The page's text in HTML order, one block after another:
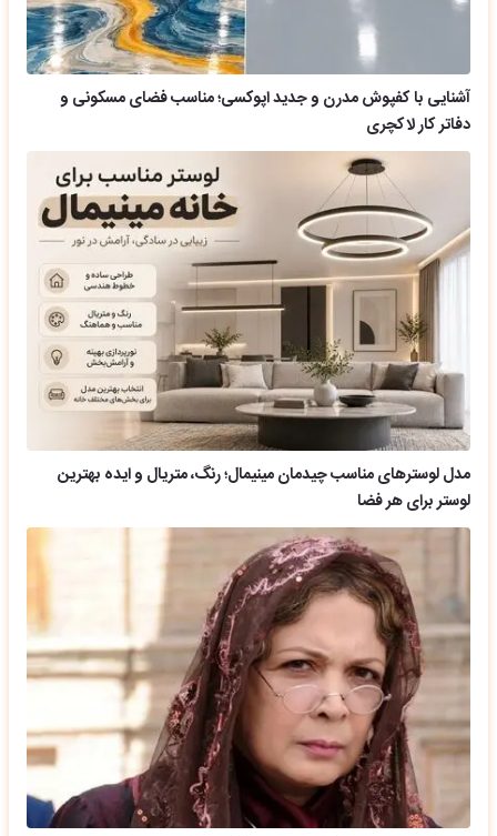
آشنایی با کفپوش مدرن و جدید اپوکسی؛ مناسب فضای مسکونی و
دفاتر کار لاکچری
مدل لوسترهای مناسب چیدمان مینیمال؛ رنگ، متریال و ایده بهترین
لوستر برای هر فضا